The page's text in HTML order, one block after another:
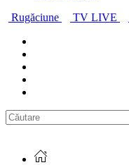
Rugăciune
TV LIVE